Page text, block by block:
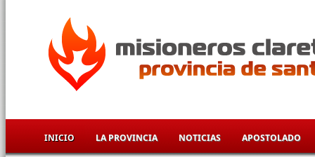
INICIO LA PROVINCIA NOTICIAS APOSTOLADO